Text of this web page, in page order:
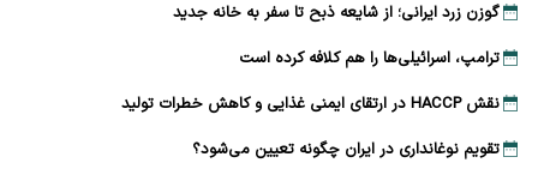
گوزن زرد ایرانی؛ از شایعه ذبح تا سفر به خانه جدید
ترامپ، اسرائیلی‌ها را هم کلافه کرده است
نقش HACCP در ارتقای ایمنی غذایی و کاهش خطرات تولید
تقویم نوغانداری در ایران چگونه تعیین می‌شود؟